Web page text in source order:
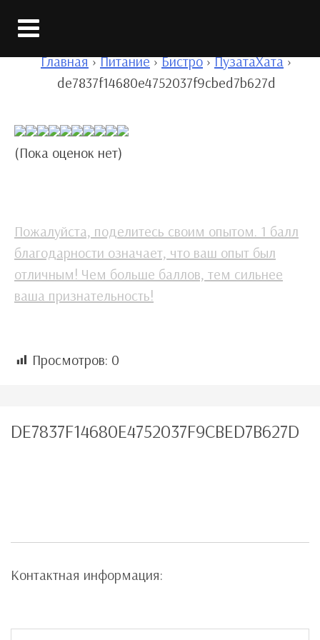
Главная › Питание › Бистро › ПузатаХата ›
de7837f14680e4752037f9cbed7b627d
(Пока оценок нет)
Пожалуйста, поделитесь своим опытом. 1 балл
благодарности означает, что ваш опыт был
отличным! Чем больше баллов, тем сильнее
ваша признательность!
Просмотров: 0
DE7837F14680E4752037F9CBED7B627D
Контактная информация: